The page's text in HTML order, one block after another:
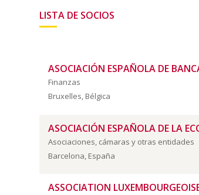
LISTA DE SOCIOS
ASOCIACIÓN ESPAÑOLA DE
Finanzas
Bruxelles, Bélgica
ASOCIACIÓN ESPAÑOLA DE LA
Asociaciones, cámaras y otras entidades
Barcelona, España
ASSOCIATION